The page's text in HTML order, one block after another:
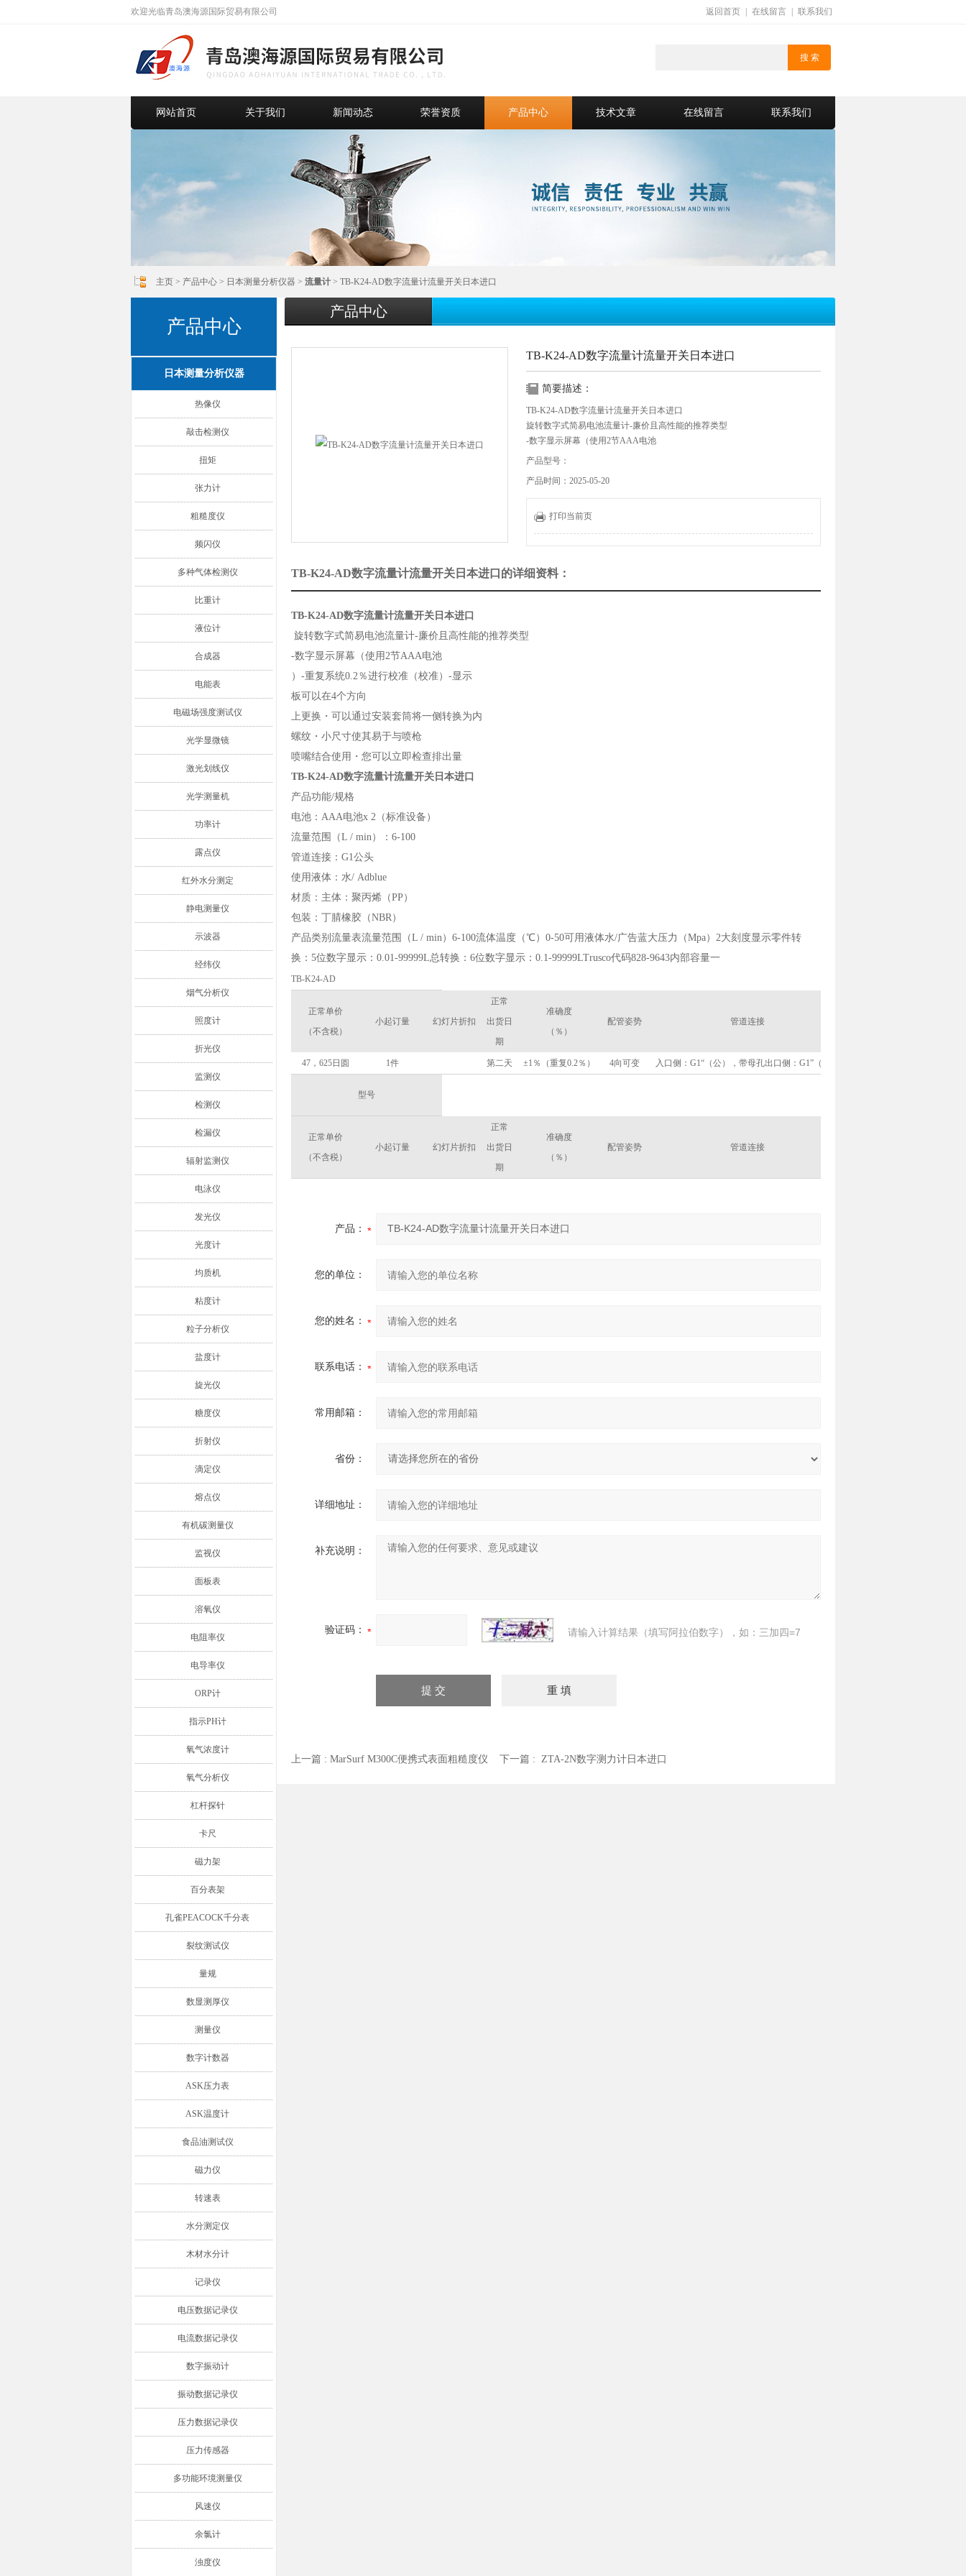
欢迎光临青岛澳海源国际贸易有限公司 返回首页 在线留言 联系我们
网站首页 关于我们 新闻动态 荣誉资质 产品中心 技术文章 在线留言 联系我们
主页 > 产品中心 > 日本测量分析仪器 > 流量计 > TB-K24-AD数字流量计流量开关日本进口
产品中心
日本测量分析仪器
热像仪
敲击检测仪
扭矩
张力计
粗糙度仪
频闪仪
多种气体检测仪
比重计
液位计
合成器
电能表
电磁场强度测试仪
光学显微镜
激光划线仪
光学测量机
功率计
露点仪
红外水分测定
静电测量仪
示波器
经纬仪
烟气分析仪
照度计
折光仪
监测仪
检测仪
检漏仪
辐射监测仪
电泳仪
发光仪
光度计
均质机
粘度计
粒子分析仪
盐度计
旋光仪
糖度仪
折射仪
滴定仪
熔点仪
有机碳测量仪
监视仪
面板表
溶氧仪
电阻率仪
电导率仪
ORP计
指示PH计
氧气浓度计
氧气分析仪
杠杆探针
卡尺
磁力架
百分表架
孔雀PEACOCK千分表
裂纹测试仪
量规
数显测厚仪
测量仪
数字计数器
ASK压力表
ASK温度计
食品油测试仪
磁力仪
转速表
水分测定仪
木材水分计
记录仪
电压数据记录仪
电流数据记录仪
数字振动计
振动数据记录仪
压力数据记录仪
压力传感器
多功能环境测量仪
风速仪
余氯计
浊度仪
产品中心
TB-K24-AD数字流量计流量开关日本进口
简要描述：
TB-K24-AD数字流量计流量开关日本进口
旋转数字式简易电池流量计-廉价且高性能的推荐类型
-数字显示屏幕（使用2节AAA电池
）-重复系统0.2％进行校准（校准）-显示
上更换・可以通过安装套筒将一侧转换为内
螺纹・小尺寸使其易于与喷枪
喷嘴结合使用・您可以立即检查排出量
产品型号：
产品时间：2025-05-20
打印当前页
TB-K24-AD数字流量计流量开关日本进口的详细资料：
TB-K24-AD数字流量计流量开关日本进口
旋转数字式简易电池流量计-廉价且高性能的推荐类型
-数字显示屏幕（使用2节AAA电池
）-重复系统0.2％进行校准（校准）-显示
板可以在4个方向
上更换・可以通过安装套筒将一侧转换为内
螺纹・小尺寸使其易于与喷枪
喷嘴结合使用・您可以立即检查排出量
TB-K24-AD数字流量计流量开关日本进口
产品功能/规格
电池：AAA电池x 2（标准设备）
流量范围（L / min）：6-100
管道连接：G1公头
使用液体：水/ Adblue
材质：主体：聚丙烯（PP）
包装：丁腈橡胶（NBR）
产品类别流量表流量范围（L / min）6-100流体温度（℃）0-50可用液体水/广告蓝大压力（Mpa）2大刻度显示零件转
换：5位数字显示：0.01-99999L总转换：6位数字显示：0.1-99999LTrusco代码828-9643内部容量一
TB-K24-AD
正常单价
（不含税）
小起订量 幻灯片折扣
正常
出货日
期
准确度
（％）
配管姿势 管道连接
47，625日圆 1件 第二天 ±1％（重复0.2％） 4向可变 入口侧：G1“（公），带母孔出口侧：G1”（公）
型号
正常单价
（不含税）
小起订量 幻灯片折扣
正常
出货日
期
准确度
（％）
配管姿势 管道连接
产品：
您的单位：
您的姓名：
联系电话：
常用邮箱：
省份：
详细地址：
补充说明：
验证码： 请输入计算结果（填写阿拉伯数字），如：三加四=7
上一篇 : MarSurf M300C便携式表面粗糙度仪 下一篇 : ZTA-2N数字测力计日本进口